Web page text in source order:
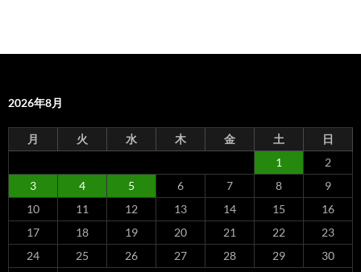
2026年8月
月 火 水 木 金 土
日
1
2
3
4 5 6 7 8
9
10
11 12 13 14 15
16
17
18 19 20 21 22
23
24
25 26 27 28 29
30